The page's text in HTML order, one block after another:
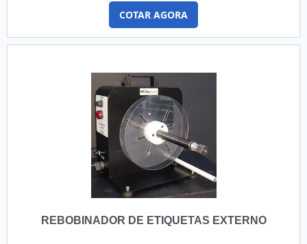
atuação. MAIS DETALHES SOBRE TAGS PERSONALIZADAS
PARA ROUPAS Quem procura por tags personalizadas para
roupas em uma empresa comprometida com seus serviços,
mais atual para garantir a qualidade final para cada cliente.
Ainda tratando-se de tags personalizadas para roupas,
mais do que visar apenas lucratividade, deve oferecer
produtos e serviços que tenham ótima qualidade e
precisão, pequenos detalhes, mas de grande valia para
saber a procedência e seriedade da empresa. É importante
lembrar que o produto deve sempre ser adquirido com
empresas especializadas no segmento. Esse tipo de
cuidado ajuda a garantir a qualidade e durabilidade dos
frequentes de produtos que não cumprem com suas
COTAR AGORA
REBOBINADOR DE ETIQUETAS EXTERNO